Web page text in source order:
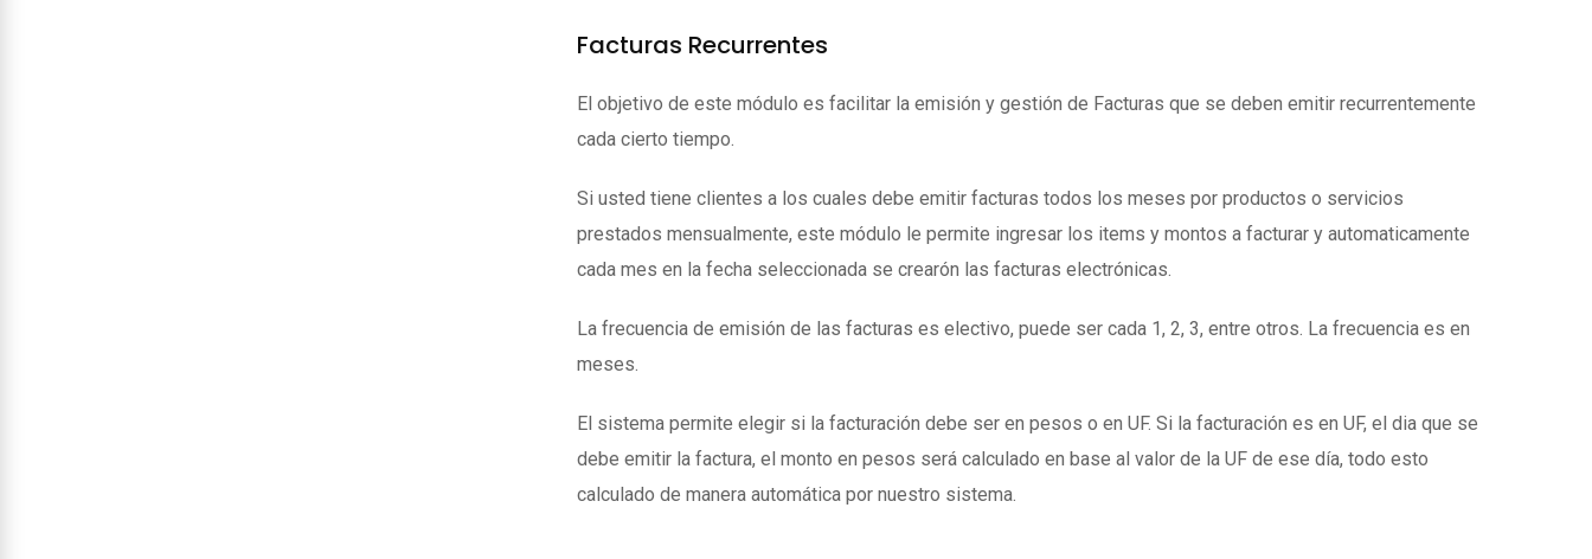
Facturas Recurrentes
El objetivo de este módulo es facilitar la emisión y gestión de Facturas que se deben emitir recurrentemente
cada cierto tiempo.
Si usted tiene clientes a los cuales debe emitir facturas todos los meses por productos o servicios
prestados mensualmente, este módulo le permite ingresar los items y montos a facturar y automaticamente
cada mes en la fecha seleccionada se crearón las facturas electrónicas.
La frecuencia de emisión de las facturas es electivo, puede ser cada 1, 2, 3, entre otros. La frecuencia es en
meses.
El sistema permite elegir si la facturación debe ser en pesos o en UF. Si la facturación es en UF, el dia que se
debe emitir la factura, el monto en pesos será calculado en base al valor de la UF de ese día, todo esto
calculado de manera automática por nuestro sistema.